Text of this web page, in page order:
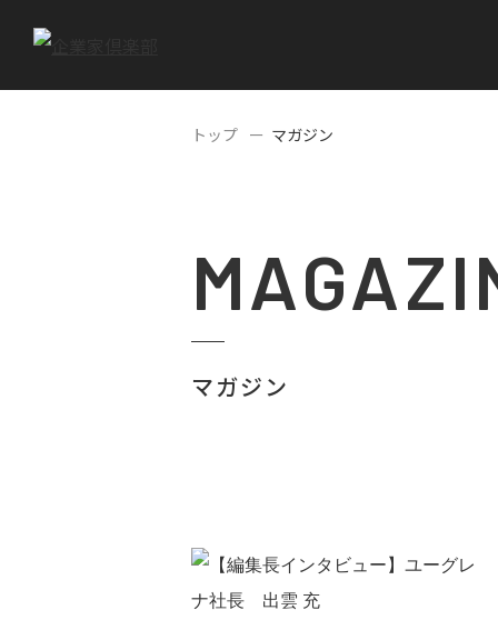
トップ マガジン
マガジン